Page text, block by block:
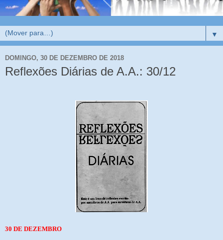
▼
DOMINGO, 30 DE DEZEMBRO DE 2018
Reflexões Diárias de A.A.: 30/12
30 DE DEZEMBRO